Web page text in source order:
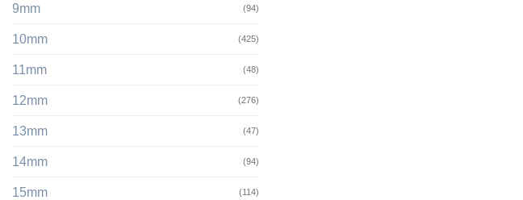
9mm (94)
10mm (425)
11mm (48)
12mm (276)
13mm (47)
14mm (94)
15mm (114)